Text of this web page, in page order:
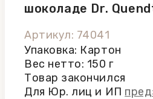
шоколаде Dr.
Артикул: 74041
Упаковка: Картон
Вес нетто: 150 г
Товар закончился
Для Юр. лиц и ИП